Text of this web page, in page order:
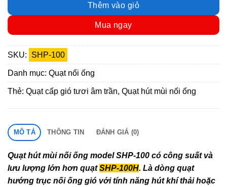
Thêm vào giỏ
Mua ngay
SKU: SHP-100
Danh mục: Quạt nối ống
Thẻ: Quạt cấp gió tươi âm trần, Quạt hút mùi nối ống
MÔ TẢ THÔNG TIN ĐÁNH GIÁ (0)
Quạt hút mùi nối ống model SHP-100 có công suất và
lưu lượng lớn hơn quạtSHP-100H. Là dòng quạt
hướng trục nối ống gió với tính năng hút khí thải hoặc